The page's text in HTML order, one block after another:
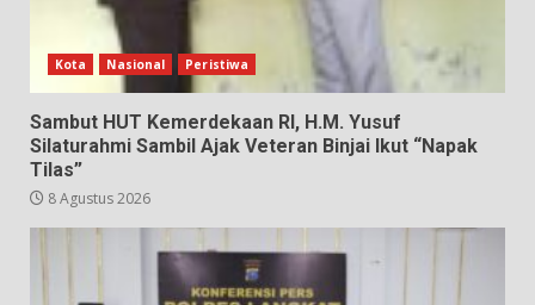
Kota Nasional Peristiwa
Sambut HUT Kemerdekaan RI, H.M. Yusuf
Silaturahmi Sambil Ajak Veteran Binjai Ikut “Napak
Tilas”
8 Agustus 2026